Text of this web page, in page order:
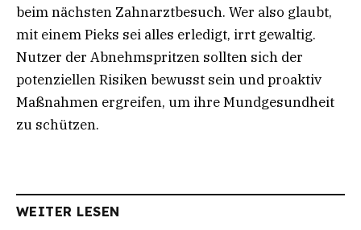
beim nächsten Zahnarztbesuch. Wer also glaubt,
mit einem Pieks sei alles erledigt, irrt gewaltig.
Nutzer der Abnehmspritzen sollten sich der
potenziellen Risiken bewusst sein und proaktiv
Maßnahmen ergreifen, um ihre Mundgesundheit
zu schützen.
WEITER LESEN